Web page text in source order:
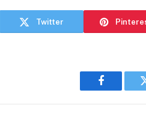
Twitter
Facebook